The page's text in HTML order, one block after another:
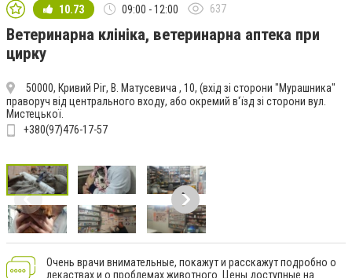
10.73 09:00 - 12:00 637
Ветеринарна клініка, ветеринарна аптека при
цирку
50000, Кривий Ріг, В. Матусевича , 10, (вхід зі сторони "Мурашника"
праворуч від центрального входу, або окремий в'їзд зі сторони вул.
Мистецької.
+380(97)476-17-57
Очень врачи внимательные, покажут и расскажут подробно о
лекаствах и о проблемах животного. Цены доступные на